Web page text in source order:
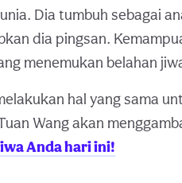
Dia tumbuh sebagai
dia pingsan.
menemukan belahan
hal yang sama
Wang akan
Anda hari ini!